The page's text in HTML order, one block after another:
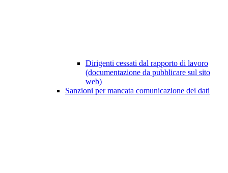
Dirigenti cessati dal rapporto di lavoro
(documentazione da pubblicare sul sito
web)
Sanzioni per mancata comunicazione dei dati